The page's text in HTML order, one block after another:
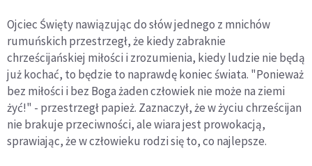
Ojciec Święty nawiązując do słów jednego z mnichów
rumuńskich przestrzegł, że kiedy zabraknie
chrześcijańskiej miłości i zrozumienia, kiedy ludzie nie będą
już kochać, to będzie to naprawdę koniec świata. "Ponieważ
bez miłości i bez Boga żaden człowiek nie może na ziemi
żyć!" - przestrzegł papież. Zaznaczył, że w życiu chrześcijan
nie brakuje przeciwności, ale wiara jest prowokacją,
sprawiając, że w człowieku rodzi się to, co najlepsze.